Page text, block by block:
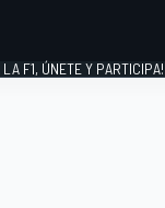
LA F1, ÚNETE Y PARTICIPA!